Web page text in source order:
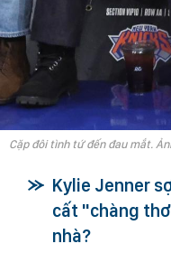
Cặp đôi tình tứ đến đau mắt.
Kylie Jenner
cất "chàng
nhà?